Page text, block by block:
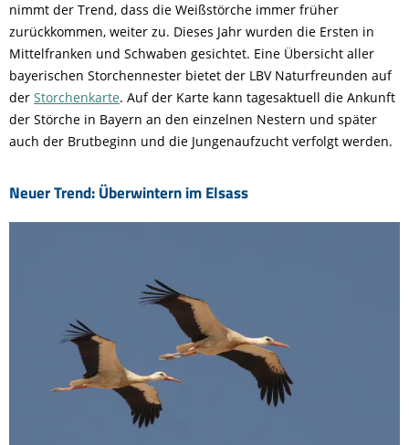
nimmt der Trend, dass die Weißstörche immer früher
zurückkommen, weiter zu. Dieses Jahr wurden die Ersten in
Mittelfranken und Schwaben gesichtet. Eine Übersicht aller
bayerischen Storchennester bietet der LBV Naturfreunden auf
der Storchenkarte. Auf der Karte kann tagesaktuell die Ankunft
der Störche in Bayern an den einzelnen Nestern und später
auch der Brutbeginn und die Jungenaufzucht verfolgt werden.
Neuer Trend: Überwintern im Elsass